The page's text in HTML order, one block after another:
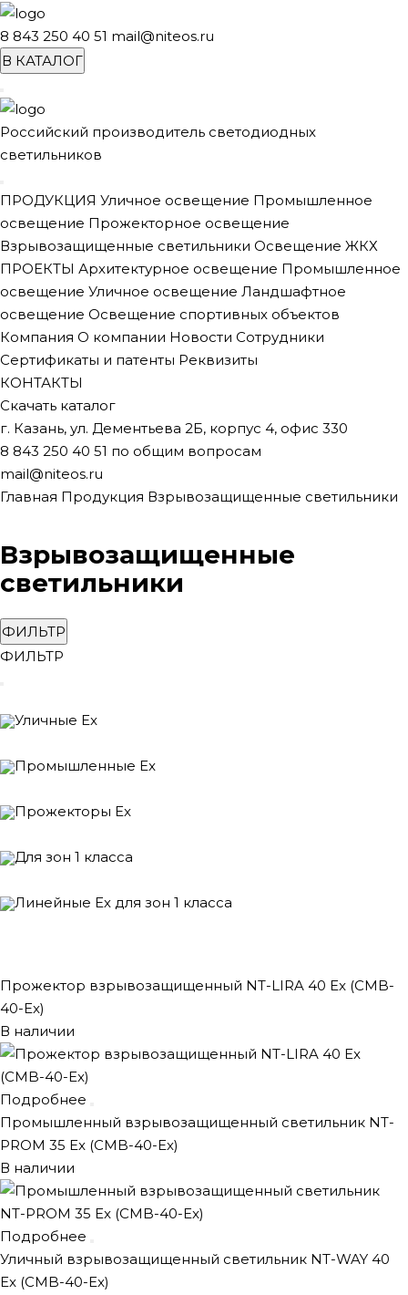
8 843 250 40 51 mail@niteos.ru
В КАТАЛОГ
Российский производитель светодиодных
светильников
ПРОДУКЦИЯ Уличное освещение Промышленное
освещение Прожекторное освещение
Взрывозащищенные светильники Освещение ЖКХ
ПРОЕКТЫ Архитектурное освещение Промышленное
освещение Уличное освещение Ландшафтное
освещение Освещение спортивных объектов
Компания О компании Новости Сотрудники
Сертификаты и патенты Реквизиты
КОНТАКТЫ
Скачать каталог
г. Казань, ул. Дементьева 2Б, корпус 4, офис 330
8 843 250 40 51 по общим вопросам
mail@niteos.ru
Главная Продукция Взрывозащищенные светильники
Взрывозащищенные
светильники
ФИЛЬТР
ФИЛЬТР
Уличные Ex
Промышленные Ex
Прожекторы Ex
Для зон 1 класса
Линейные Ех для зон 1 класса
Прожектор взрывозащищенный NT-LIRA 40 Ex (CMB-
40-Ex)
В наличии
Подробнее
Промышленный взрывозащищенный светильник NT-
PROM 35 Ex (CMB-40-Ex)
В наличии
Подробнее
Уличный взрывозащищенный светильник NT-WAY 40
Ex (CMB-40-Ex)